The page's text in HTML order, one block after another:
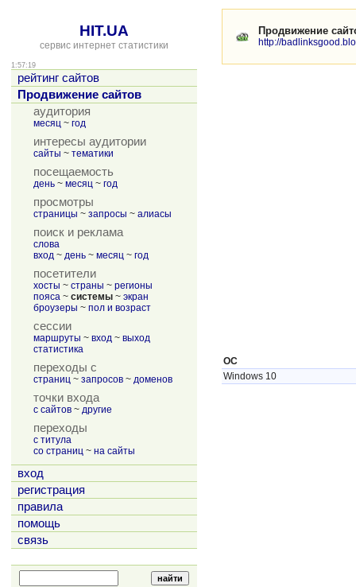
HIT.UA
сервис интернет статистики
1:57:19
рейтинг сайтов
Продвижение сайтов
аудитория
месяц ~ год
интересы аудитории
сайты ~ тематики
посещаемость
день ~ месяц ~ год
просмотры
страницы ~ запросы ~ алиасы
поиск и реклама
слова
вход ~ день ~ месяц ~ год
посетители
хосты ~ страны ~ регионы
пояса ~ системы ~ экран
броузеры ~ пол и возраст
сессии
маршруты ~ вход ~ выход
статистика
переходы с
страниц ~ запросов ~ доменов
точки входа
с сайтов ~ другие
переходы
с титула
со страниц ~ на сайты
вход
регистрация
правила
помощь
связь
Продвижение
http://
ОС
Windows 10